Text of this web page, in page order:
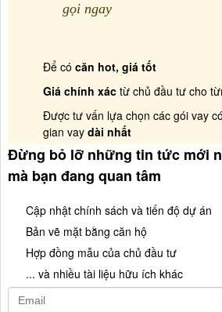
gọi ngay
Để có căn hot, giá tốt
Giá chính xáctừ chủ đầu tư cho
Được tư vấn lựa chọn các gói vay
gian vay dài nhất
Đừng bỏ lỡ những tin tức mới
mà bạn đang quan tâm
Cập nhật chính sách và tiến độ dự án
Bản vẽ mặt bằng căn hộ
Hợp đồng mẫu của chủ đầu tư
... và nhiều tài liệu hữu ích khác